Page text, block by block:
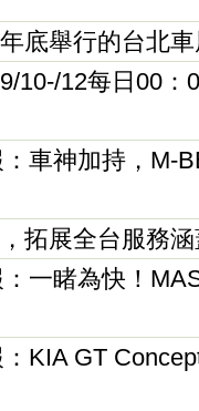
底舉行的台北
10-/12每日00：
車神加持，M-
拓展全台服務
一睹為快！
KIA GT